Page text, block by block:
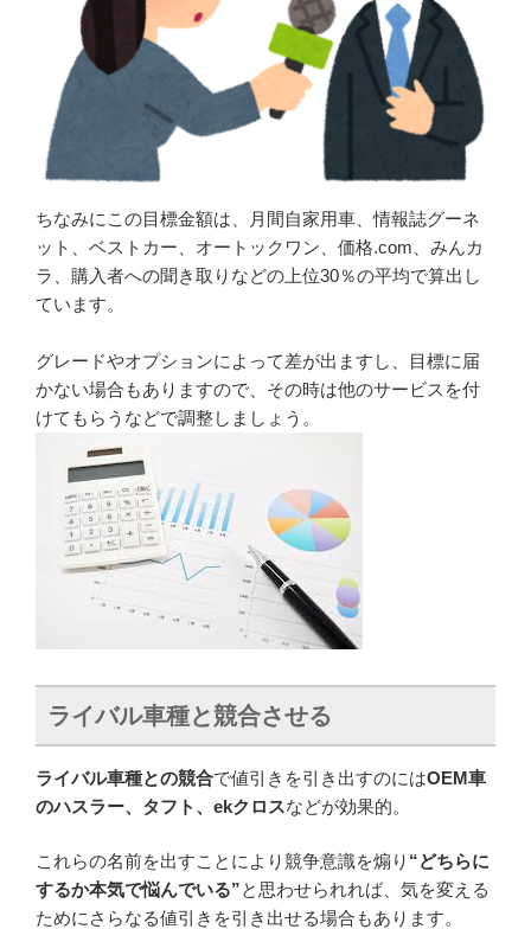
ちなみにこの目標金額は、月間自家用車、情報誌グーネ
ット、ベストカー、オートックワン、価格.com、みんカ
ラ、購入者への聞き取りなどの上位30％の平均で算出し
ています。
グレードやオプションによって差が出ますし、目標に届
かない場合もありますので、その時は他のサービスを付
けてもらうなどで調整しましょう。
ライバル車種と競合させる
ライバル車種との競合で値引きを引き出すのにはOEM車
のハスラー、タフト、ekクロスなどが効果的。
これらの名前を出すことにより競争意識を煽り “どちらに
するか本気で悩んでいる”と思わせられれば、気を変える
ためにさらなる値引きを引き出せる場合もあります。